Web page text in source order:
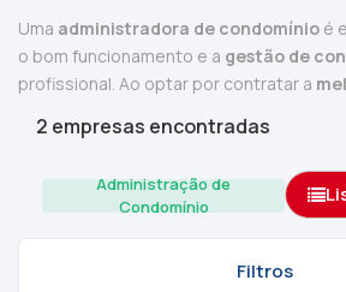
Uma administradora de condomínio é
o bom funcionamento e a gestão de
profissional. Ao optar por contratar a
2 empresas encontradas
Administração de
Condomínio
Filtros